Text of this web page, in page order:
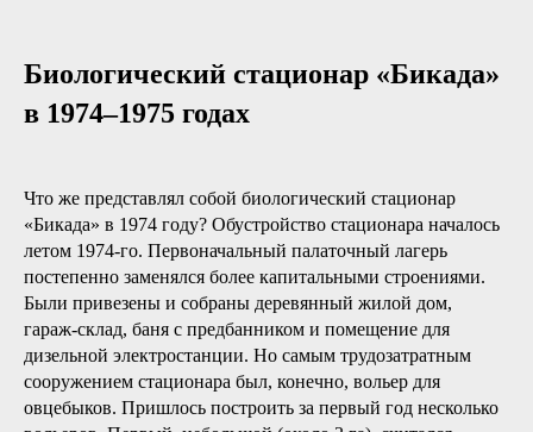
Биологический стационар «Бикада»
в 1974–1975 годах
Что же представлял собой биологический стационар
«Бикада» в 1974 году? Обустройство стационара началось
летом 1974-го. Первоначальный палаточный лагерь
постепенно заменялся более капитальными строениями.
Были привезены и собраны деревянный жилой дом,
гараж-склад, баня с предбанником и помещение для
дизельной электростанции. Но самым трудозатратным
сооружением стационара был, конечно, вольер для
овцебыков. Пришлось построить за первый год несколько